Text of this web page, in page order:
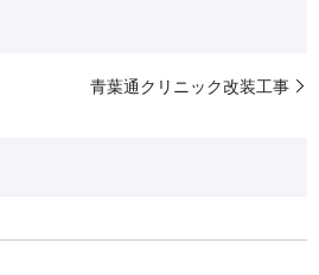
青葉通クリニック改装工事